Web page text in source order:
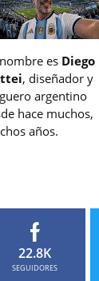
es Diego
, diseñador y
argentino
hace muchos,
años.
22.8K
SEGUIDORES